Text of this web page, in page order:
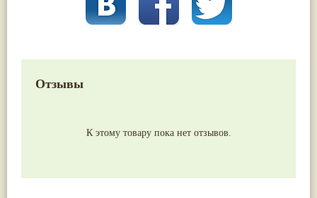
Отзывы
К этому товару пока нет отзывов.